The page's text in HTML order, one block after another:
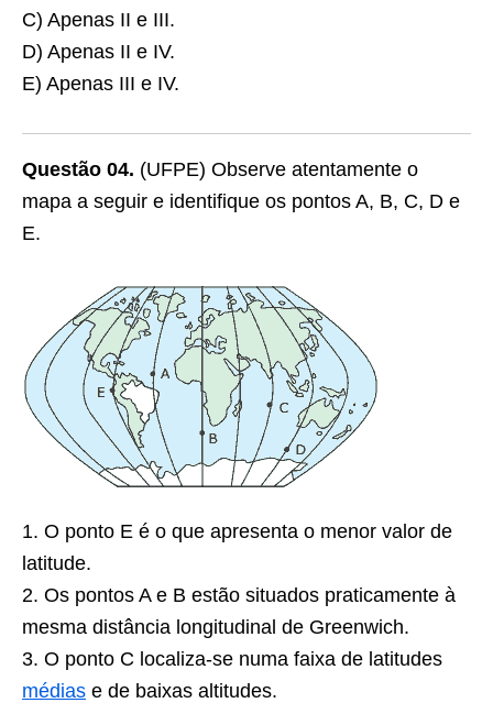
C) Apenas II e III.
D) Apenas II e IV.
E) Apenas III e IV.
Questão 04. (UFPE) Observe atentamente o
mapa a seguir e identifique os pontos A, B, C, D e
E.
1. O ponto E é o que apresenta o menor valor de
latitude.
2. Os pontos A e B estão situados praticamente à
mesma distância longitudinal de Greenwich.
3. O ponto C localiza-se numa faixa de latitudes
médias e de baixas altitudes.